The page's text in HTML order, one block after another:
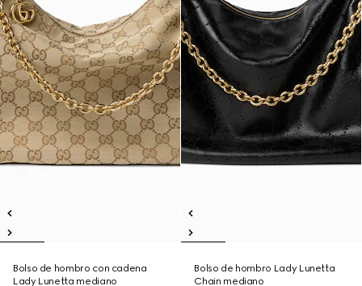
Bolso de hombro con cadena
Lady Lunetta mediano
Bolso de hombro Lady Lunetta
Chain mediano